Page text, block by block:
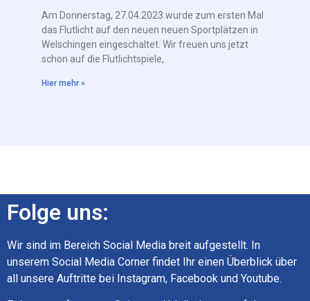
Am Donnerstag, 27.04.2023 wurde zum ersten Mal
das Flutlicht auf den neuen neuen Sportplätzen in
Welschingen eingeschaltet. Wir freuen uns jetzt
schon auf die Flutlichtspiele,
Hier mehr »
Folge uns:
Wir sind im Bereich Social Media breit aufgestellt. In
unserem Social Media Corner findet Ihr einen Überblick über
all unsere Auftritte bei Instagram, Facebook und Youtube.